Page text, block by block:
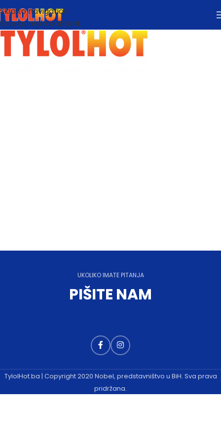
Skip to navigation
Skip to main content
UKOLIKO IMATE PITANJA
PIŠITE NAM
TylolHot.ba | Copyright 2020 Nobel, predstavništvo u BiH. Sva prava
pridržana.